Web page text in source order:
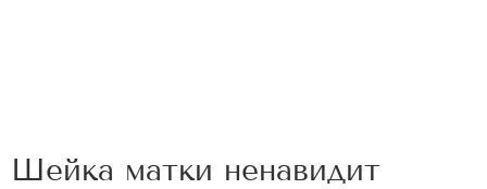
Шейка матки ненавидит